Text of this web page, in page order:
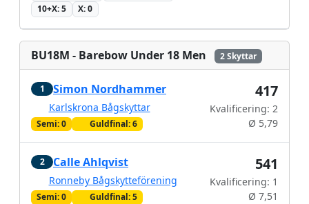
10+X: 5
X: 0
BU18M - Barebow Under 18 Men 2 Skyttar
1 Simon Nordhammer
Karlskrona Bågskyttar
Semi: 0 Guldfinal: 6
417
Kvalificering: 2
Ø 5,79
2 Calle Ahlqvist
Ronneby Bågskytteförening
Semi: 0 Guldfinal: 5
541
Kvalificering: 1
Ø 7,51